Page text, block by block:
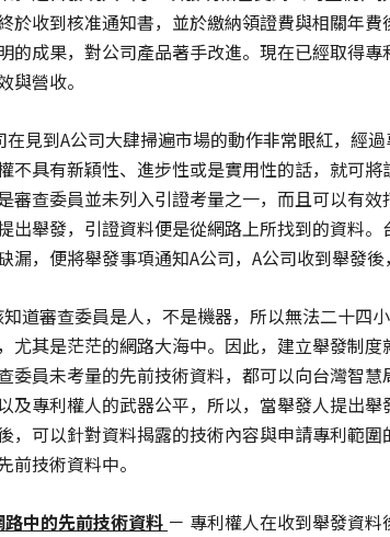
於收到核准通知書，並於繳納領證費與相關年
的成果，對公司產品著手改進。現在已經取得專
與營收。
見到A公司大肆掃遍市場的動作非常眼紅，經
不具有新穎性、進步性或是實用性的話，就可
審查委員並未列入引證考量之一，而且可以有
出舉發，引證資料便是從網路上所找到的資料。
漏，便將舉發事項通知A公司，A公司收到舉發後
道審查委員是人，不是機器，所以無法二十四
尤其是茫茫的網路大海中。因此，建立舉發制
委員未考量的先前技術資料，都可以向台灣智慧
及專利權人的武器公平，所以，當舉發人提出
，可以針對資料揭露的技術內容與申請專利範
技術資料中。
路中的先前技術資料 － 專利權人在收到舉發資